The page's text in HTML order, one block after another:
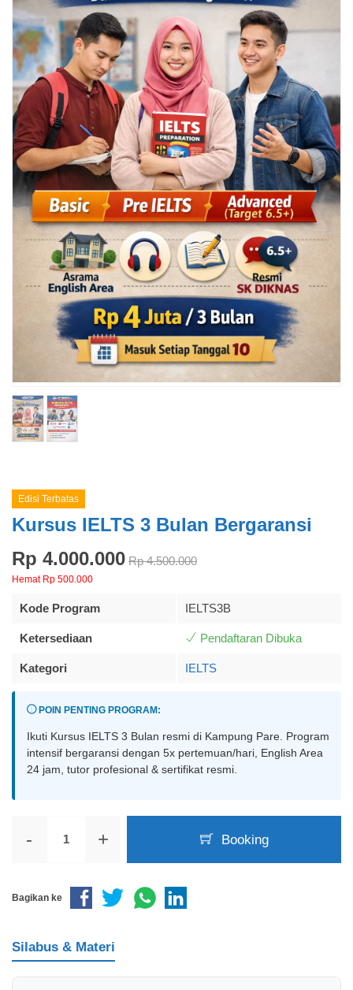
Edisi Terbatas
Kursus IELTS 3 Bulan Bergaransi
Rp 4.000.000 Rp 4.500.000
Hemat Rp 500.000
Kode Program IELTS3B
Ketersediaan Pendaftaran Dibuka
Kategori IELTS
POIN PENTING PROGRAM:
Ikuti Kursus IELTS 3 Bulan resmi di Kampung Pare. Program
intensif bergaransi dengan 5x pertemuan/hari, English Area
24 jam, tutor profesional & sertifikat resmi.
- + Booking
Bagikan ke
Silabus & Materi